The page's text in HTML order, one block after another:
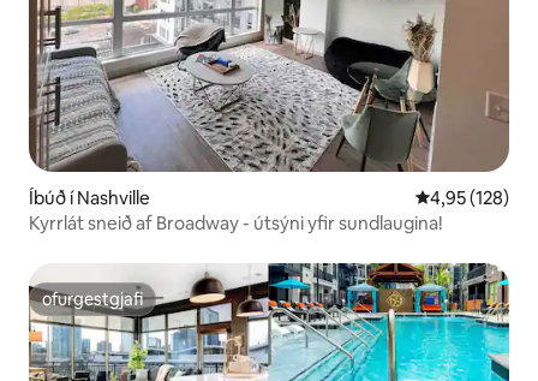
Íbúð í Nashville 4,95 af 5 í
4,95 (128)
Kyrrlát sneið af Broadway - útsýni yfir sundlaugina!
ofurgestgjafi
ofurgestgjafi